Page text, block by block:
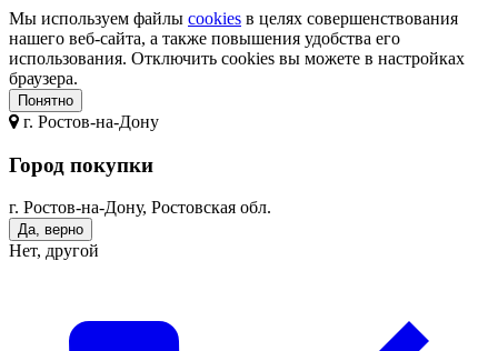
Мы используем файлы cookies в целях совершенствования
нашего веб-сайта, а также повышения удобства его
использования. Отключить cookies вы можете в настройках
браузера.
Понятно
г. Ростов-на-Дону
Город покупки
г. Ростов-на-Дону, Ростовская обл.
Да, верно
Нет, другой